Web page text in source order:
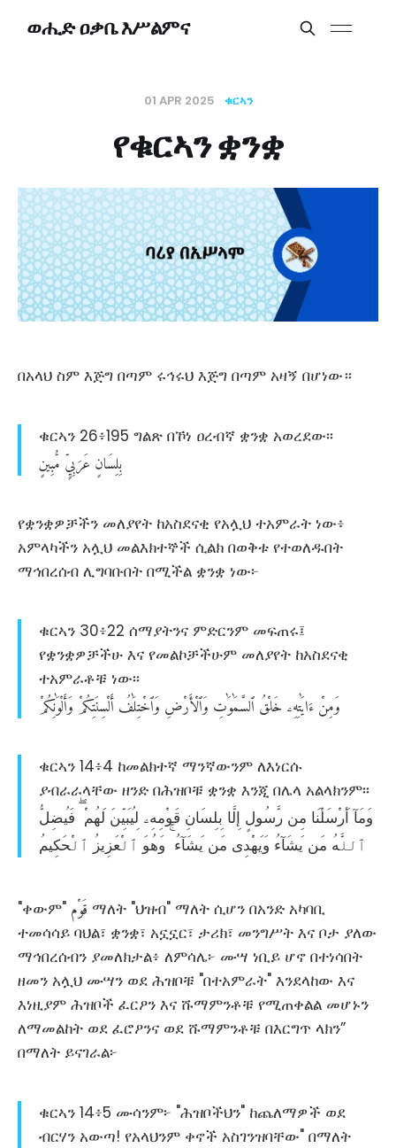
ወሒድ ዐቃቤ እሥልምና
01 APR 2025 ቁርኣን
የቁርኣን ቋንቋ
በአላህ ስም እጅግ በጣም ሩኅሩህ እጅግ በጣም አዛኝ በሆነው።
ቁርኣን 26፥195 ግልጽ በኾነ ዐረብኛ ቋንቋ አወረደው፡፡
بِلِسَانٍعَرَبِيٍّمُّبِينٍ
የቋንቋዎቻችን መለያየት ከአስደናቂ የአሏህ ተአምራት ነው፥
አምላካችን አሏህ መልእክተኞች ሲልክ በወቅቱ የተወለዱበት
ማኅበረሰብ ሊግባቡበት በሚችል ቋንቋ ነው፦
ቁርኣን 30፥22 ሰማያትንና ምድርንም መፍጠሩ፤
የቋንቋዎቻችሁ እና የመልኮቻችሁም መለያየት ከአስደናቂ
ተአምራቶቹ ነው፡፡
وَمِنْءَايَٰتِهِۦخَلْقُٱلسَّمَٰوَٰتِوَٱلْأَرْضِوَٱخْتِلَٰفُأَلْسِنَتِكُمْوَأَلْوَٰنِكُمْ
ቁርኣን 14፥4 ከመልክተኛ ማንኛውንም ለእነርሱ
ያብራራላቸው ዘንድ በሕዝቦቹ ቋንቋ እንጂ በሌላ አልላክንም፡፡
ﻭﻣﺂ ﺃﺭﺳﻠﻨﺎ ﻣﻦ ﺭﺳﻮﻝ ﺇﻟﺎ ﺑﻠﺴﺎﻥ ﻗﻮﻣﻪِۦ ﻟﻴﺒﻴﻦ ﻟﻬﻢ ﻓﻴﻀﻞ
ﭐﻟﻠﻪ ﻣﻦ ﻳﺸﺂﺀ ﻭﻳﻬﺪﻯ ﻣﻦ ﻳﺸﺂﺀ ﻭﻫﻮ ﭐﻟﻌﺰ ﻳﺰ ﭐﻟﺤﻜﻴﻢ
"ቀውም" قَوْم ማለት "ህዝብ" ማለት ሲሆን በአንድ አካባቢ
ተመሳሳይ ባህል፣ ቋንቋ፣ አኗኗር፣ ታሪክ፣ መንግሥት እና ቦታ ያለው
ማኅበረሰብን ያመለክታል፥ ለምሳሌ፦ ሙሣ ነቢይ ሆኖ በተነሳበት
ዘመን አሏህ ሙሣን ወደ ሕዝቦቹ "በተአምራት" እንደላከው እና
እነዚያም ሕዝቦች ፈርዖን እና ሹማምንቶቹ የሚጠቀልል መሆኑን
ለማመልከት ወደ ፈሮዖንና ወደ ሹማምንቶቹ በእርግጥ ላክን”
በማለት ይናገራል፦
ቁርኣን 14፥5 ሙሳንም፦ "ሕዝቦችህን" ከጨለማዎች ወደ
ብርሃን አውጣ! የአላህንም ቀኖች አስገንዝባቸው" በማለት